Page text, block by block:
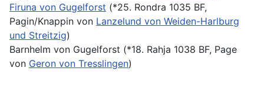
Firuna von Gugelforst (*25. Rondra 1035 BF,
Pagin/Knappin von Lanzelund von Weiden-Harlburg
und Streitzig)
Barnhelm von Gugelforst (*18. Rahja 1038 BF, Page
von Geron von Tresslingen)